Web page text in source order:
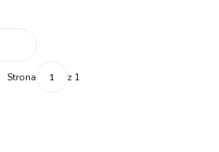
Strona z 1